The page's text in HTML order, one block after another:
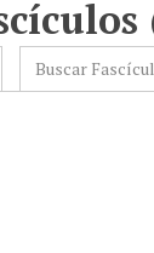
Buscar